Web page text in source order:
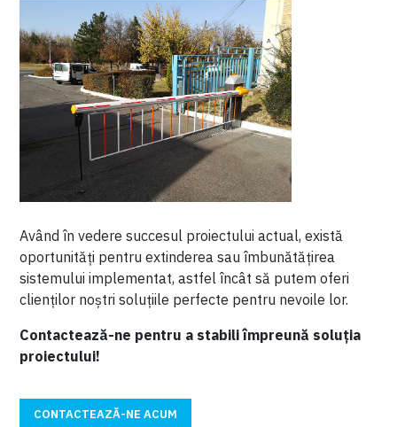
Având în vedere succesul proiectului actual, există
oportunități pentru extinderea sau îmbunătățirea
sistemului implementat, astfel încât să putem oferi
clienților noștri soluțiile perfecte pentru nevoile lor.
Contactează-ne pentru a stabili împreună soluția
proiectului!
CONTACTEAZĂ-NE ACUM